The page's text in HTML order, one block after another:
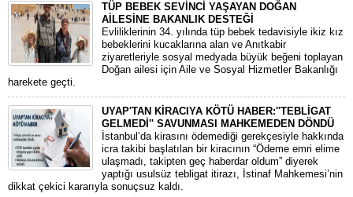
TÜP BEBEK SEVİNCİ YAŞAYAN DOĞAN
AİLESİNE BAKANLIK DESTEĞİ
​Evliliklerinin 34. yılında tüp bebek tedavisiyle ikiz kız
bebeklerini kucaklarına alan ve Anıtkabir
ziyaretleriyle sosyal medyada büyük beğeni toplayan
Doğan ailesi için Aile ve Sosyal Hizmetler Bakanlığı
harekete geçti.
UYAP'TAN KİRACIYA KÖTÜ HABER:''TEBLİGAT
GELMEDİ'' SAVUNMASI MAHKEMEDEN DÖNDÜ
​İstanbul’da kirasını ödemediği gerekçesiyle hakkında
icra takibi başlatılan bir kiracının “Ödeme emri elime
ulaşmadı, takipten geç haberdar oldum” diyerek
yaptığı usulsüz tebligat itirazı, İstinaf Mahkemesi’nin
dikkat çekici kararıyla sonuçsuz kaldı.